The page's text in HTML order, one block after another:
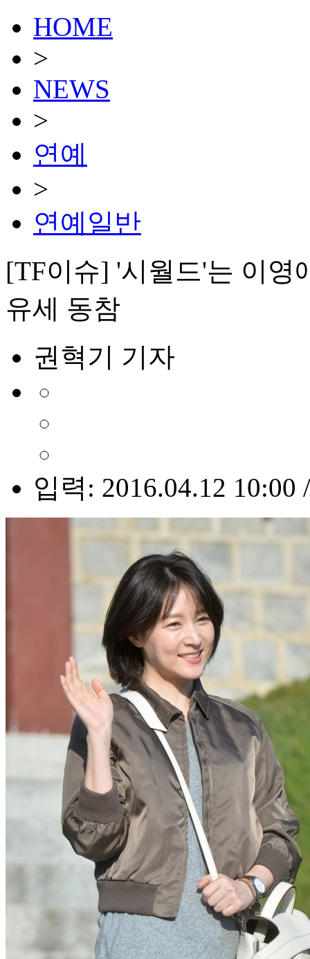
HOME
>
NEWS
>
연예
>
연예일반
[TF이슈] '시월드'는 이영
유세 동참
권혁기 기자
입력: 2016.04.12 10:00